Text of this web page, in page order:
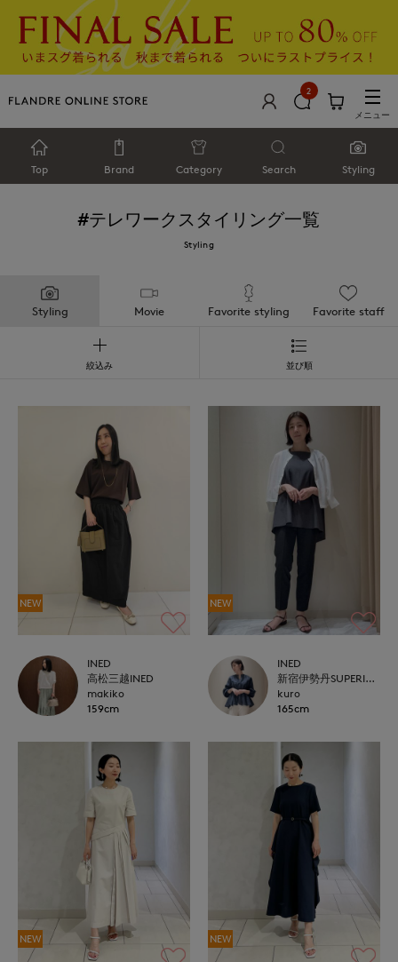
2
メニュー
Top Brand Category Search Styling
#テレワーク スタイリング一覧
Styling
Styling Movie Favorite styling Favorite staff
絞込み 並び順
NEW
INED
高松三越INED
makiko
159cm
NEW
INED
新宿伊勢丹SUPERIOR CLOSET
kuro
165cm
NEW NEW